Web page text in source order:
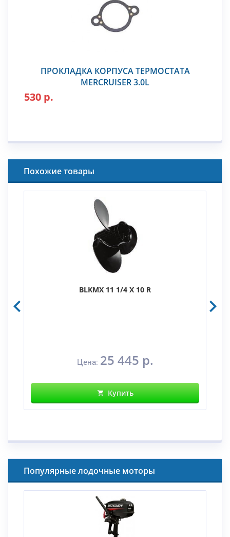
ПРОКЛАДКА КОРПУСА ТЕРМОСТАТА
MERCRUISER 3.0L
530 р.
Похожие товары
BLKMX 11 1/4 X 10 R
Цена: 25 445 р.
Купить
Популярные лодочные моторы